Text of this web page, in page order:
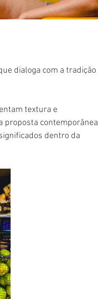
dialoga com a tradição
textura e
proposta contemporânea
dentro da